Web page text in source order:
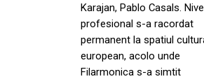
Karajan, Pablo Casals.
profesional s-a racordat
permanent la spatiul
european, acolo unde
Filarmonica s-a simtit